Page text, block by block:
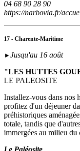
04 68 90 28 90
https://narbovia.fr/
17 - Charente-Maritime
► Jusqu'au 16 août
"LES HUTTES
LE PALEOSITE
Installez-vous dans nos
profitez d'un déjeuner
préhistoriques
totale, tandis que
immergées au milieu du